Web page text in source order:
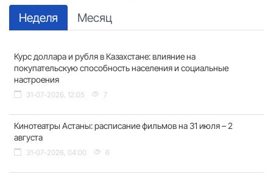
Неделя Месяц
Курс доллара и рубля в Казахстане: влияние на
покупательскую способность населения и социальные
настроения
31-07-2026, 12:05 7
Кинотеатры Астаны: расписание фильмов на 31 июля – 2
августа
31-07-2026, 04:00 6